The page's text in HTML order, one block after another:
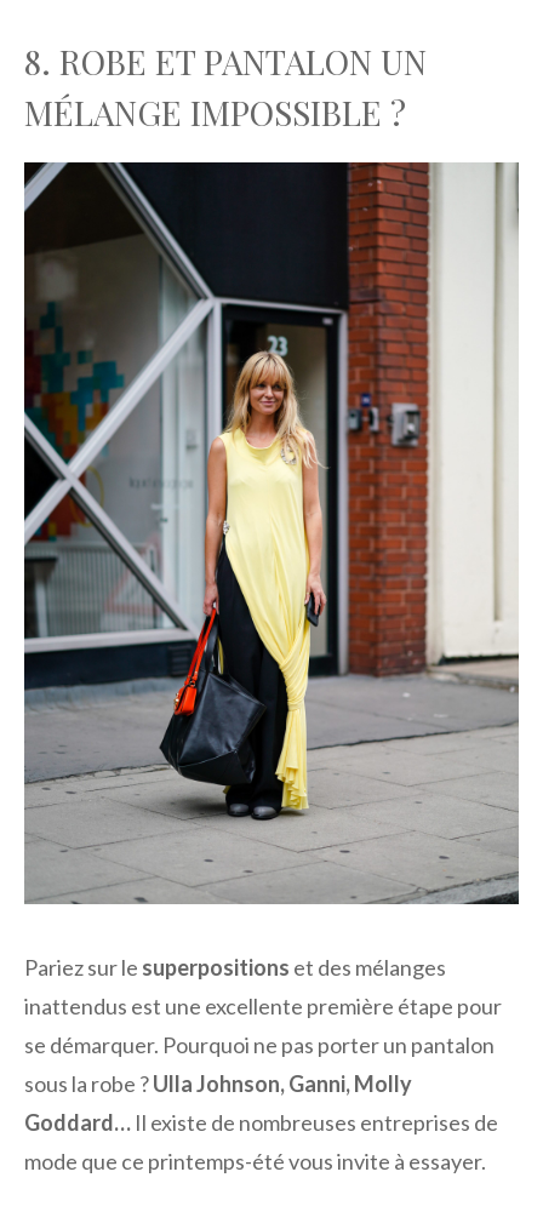
8. ROBE ET PANTALON UN
MÉLANGE IMPOSSIBLE ?
Pariez sur le superpositions et des mélanges
inattendus est une excellente première étape pour
se démarquer. Pourquoi ne pas porter un pantalon
sous la robe ?Ulla Johnson, Ganni, Molly
Goddard… Il existe de nombreuses entreprises de
mode que ce printemps-été vous invite à essayer.